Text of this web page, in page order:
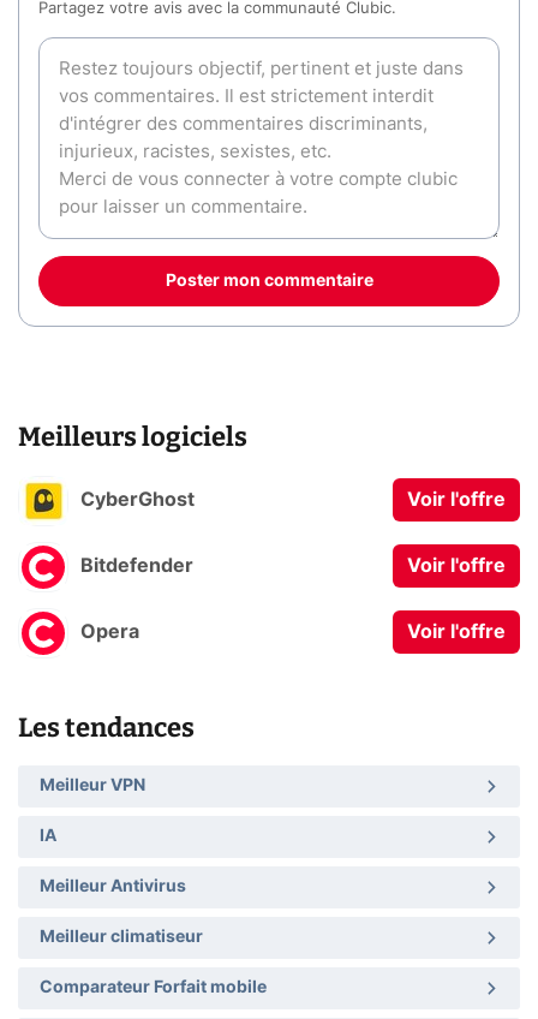
Partagez votre avis avec la communauté Clubic.
Poster mon commentaire
Meilleurs logiciels
CyberGhost Voir l'offre
Bitdefender Voir l'offre
Opera Voir l'offre
Les tendances
Meilleur VPN
IA
Meilleur Antivirus
Meilleur climatiseur
Comparateur Forfait mobile